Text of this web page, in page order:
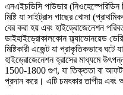
এনএইচডিসি পাউডার
মিষ্টি যা সাইট্রাস গাছের খোসা
বের করা হয় এবং হাইড্রোজেনেশন
ডাইহাইড্রোকালকোন ফ্ল্যাভোনয়েড
মিষ্টিকারী এজেন্ট যা প্রাকৃতিকভাবে
হাইড্রোজেনেশন হ্রাসের মাধ্যমে
1500-1800 গুণ, যা তিক্ততা বা
প্রদান করে। এটি চমৎকার তাপীয় এবং